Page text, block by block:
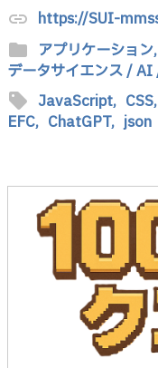
link https://SUI-
folder アプリケーション,
データサイエンス / AI
sell JavaScript, CSS,
EFC, ChatGPT, json